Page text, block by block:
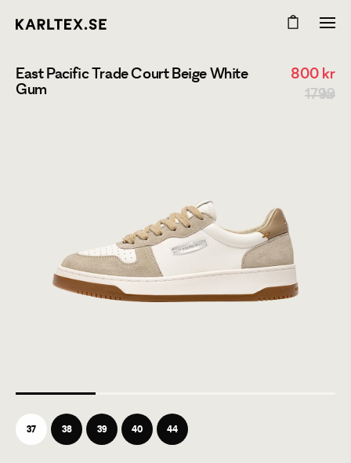
East Pacific Trade Court Beige White
Gum
800 kr
1799 kr
37 38 39 40 44